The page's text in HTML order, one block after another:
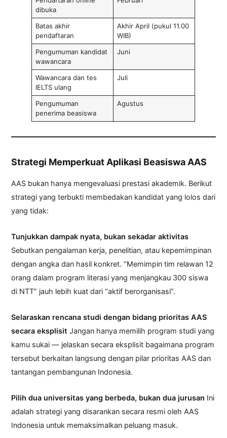
dibuka
Batas akhir
pendaftaran
Akhir April (pukul 11.00
WIB)
Pengumuman kandidat
wawancara
Juni
Wawancara dan tes
IELTS ulang
Juli
Pengumuman
penerima beasiswa
Agustus
Strategi Memperkuat Aplikasi Beasiswa AAS
AAS bukan hanya mengevaluasi prestasi akademik. Berikut
strategi yang terbukti membedakan kandidat yang lolos dari
yang tidak:
Tunjukkan dampak nyata, bukan sekadar aktivitas
Sebutkan pengalaman kerja, penelitian, atau kepemimpinan
dengan angka dan hasil konkret. “Memimpin tim relawan 12
orang dalam program literasi yang menjangkau 300 siswa
di NTT” jauh lebih kuat dari “aktif berorganisasi”.
Selaraskan rencana studi dengan bidang prioritas AAS
secara eksplisit Jangan hanya memilih program studi yang
kamu sukai — jelaskan secara eksplisit bagaimana program
tersebut berkaitan langsung dengan pilar prioritas AAS dan
tantangan pembangunan Indonesia.
Pilih dua universitas yang berbeda, bukan dua jurusan Ini
adalah strategi yang disarankan secara resmi oleh AAS
Indonesia untuk memaksimalkan peluang masuk.